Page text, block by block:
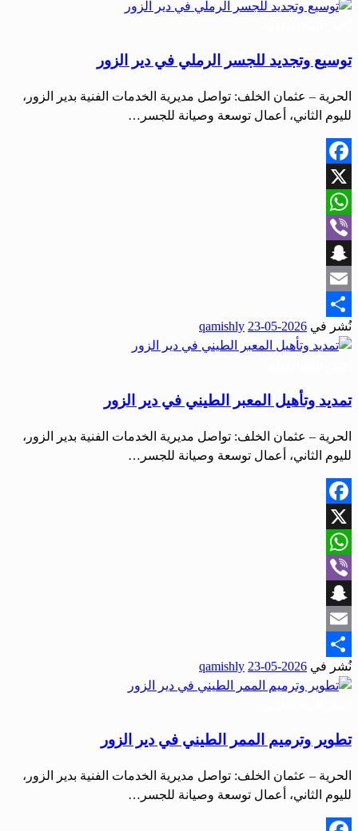
توسيع وتجديد للجسر الرملي في دير الزور
الحرية – عثمان الخلف: تواصل مديرية الخدمات الفنية بدير الزور،
لليوم الثاني، أعمال توسعة وصيانة للجسر…
Facebook
X
WhatsApp
Viber
Snapchat
Email
Share
نُشر في 2026-05-23
qamishly
تمديد وتأهيل المعبر الطيني في دير الزور
الحرية – عثمان الخلف: تواصل مديرية الخدمات الفنية بدير الزور،
لليوم الثاني، أعمال توسعة وصيانة للجسر…
Facebook
X
WhatsApp
Viber
Snapchat
Email
Share
نُشر في 2026-05-23
qamishly
تطوير وترميم الممر الطيني في دير الزور
الحرية – عثمان الخلف: تواصل مديرية الخدمات الفنية بدير الزور،
لليوم الثاني، أعمال توسعة وصيانة للجسر…